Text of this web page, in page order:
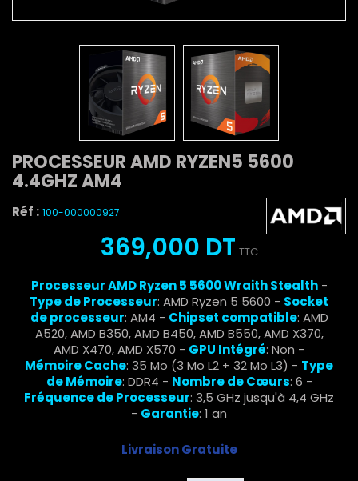
PROCESSEUR AMD RYZEN5 5600
4.4GHZ AM4
Réf : 100-000000927
369,000 DT TTC
Processeur AMD Ryzen 5 5600 Wraith Stealth-
Type de Processeur: AMD Ryzen 5 5600 - Socket
de processeur: AM4 - Chipset compatible: AMD
A520, AMD B350, AMD B450, AMD B550, AMD X370,
AMD X470, AMD X570 - GPU Intégré: Non -
Mémoire Cache: 35 Mo (3 Mo L2 + 32 Mo L3) - Type
de Mémoire: DDR4 - Nombre de Cœurs: 6 -
Fréquence de Processeur: 3,5 GHz jusqu'à 4,4 GHz
- Garantie: 1 an
Livraison Gratuite